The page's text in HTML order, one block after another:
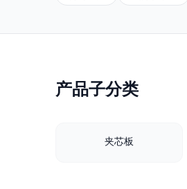
产品子分类
夹芯板